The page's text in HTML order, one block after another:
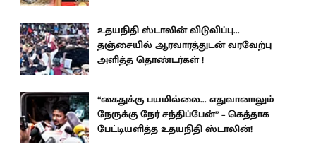
உதயநிதி ஸ்டாலின் விடுவிப்பு...
தஞ்சையில் ஆரவாரத்துடன் வரவேற்பு
அளித்த தொண்டர்கள் !
“கைதுக்கு பயமில்லை... எதுவானாலும்
நேருக்கு நேர் சந்திப்பேன்” – கெத்தாக
பேட்டியளித்த உதயநிதி ஸ்டாலின்!